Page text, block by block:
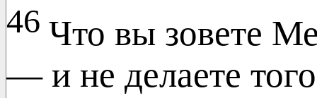
46 Что вы зовете
— и не делаете